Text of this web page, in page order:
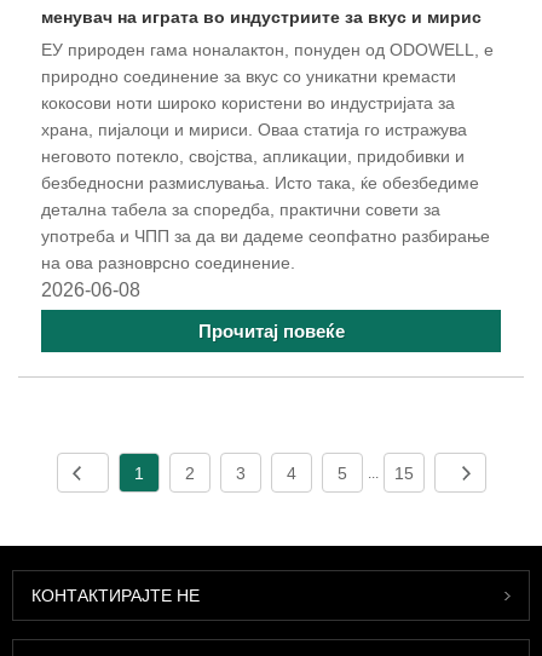
менувач на играта во индустриите за вкус и мирис
ЕУ природен гама ноналактон, понуден од ODOWELL, е
природно соединение за вкус со уникатни кремасти
кокосови ноти широко користени во индустријата за
храна, пијалоци и мириси. Оваа статија го истражува
неговото потекло, својства, апликации, придобивки и
безбедносни размислувања. Исто така, ќе обезбедиме
детална табела за споредба, практични совети за
употреба и ЧПП за да ви дадеме сеопфатно разбирање
на ова разноврсно соединение.
2026-06-08
Прочитај повеќе
1 2 3 4 5 ... 15
КОНТАКТИРАЈТЕ НЕ